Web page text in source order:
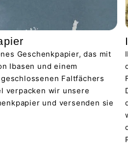
Geschenkpapier, das mit
Ibasen und einem
Faltfächers
verpacken wir unsere
und versenden sie